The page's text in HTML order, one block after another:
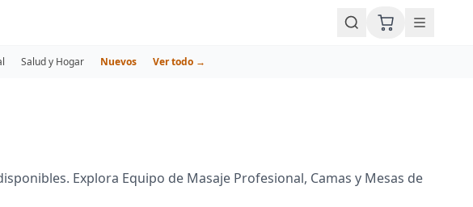
Salud y Hogar Nuevos Ver todo →
Explora Equipo de Masaje Profesional, Camas y Mesas de